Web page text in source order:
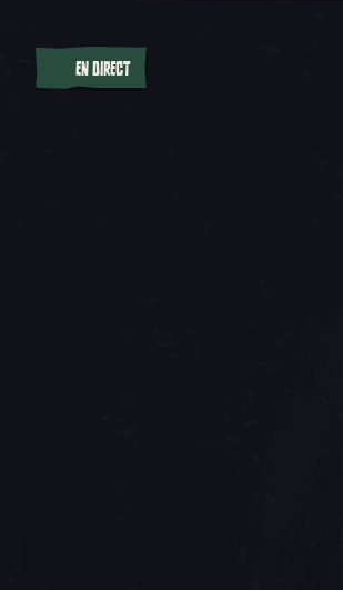
EN DIRECT